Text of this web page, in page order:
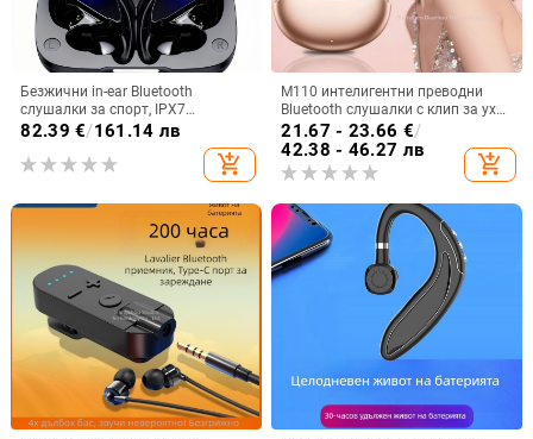
Безжични in-ear Bluetooth
слушалки за спорт, IPX7
водоустойчиви, дълъг живот на
шумопотискане
82.39 €/161.14 лв
add_shopping_cart
M110 интелигентни преводни
Bluetooth слушалки с клип за ухо
и диамантено копче — лукс и
спортен стил, DIY аксесоари
21.67 - 23.66 €/
42.38 - 46.27 лв
add_shopping_cart